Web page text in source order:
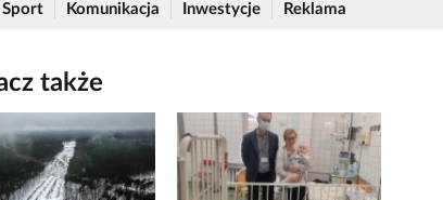
Sport Komunikacja Inwestycje Reklama
także